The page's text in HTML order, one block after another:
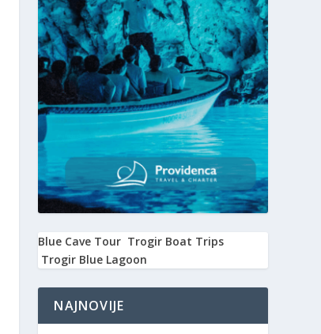
Blue Cave Tour Trogir Boat Trips
Trogir Blue Lagoon
NAJNOVIJE